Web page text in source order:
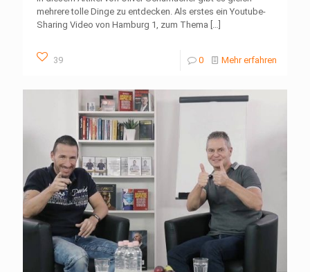
mehrere tolle Dinge zu entdecken. Als erstes ein Youtube-
Sharing Video von Hamburg 1, zum Thema […]
39 0 Mehr erfahren